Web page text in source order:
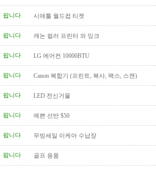
팝니다 시애틀 월드컵 티켓
팝니다 캐논 컬러 프린터 와 잉크
팝니다 LG 에어컨 10000BTU
팝니다 Canon 복합기 (프린트, 복사, 팩스, 스캔)
팝니다 LED 전신거울
팝니다 예쁜 선반 $50
팝니다 무빙세일 이케아 수납장
팝니다 골프 용품